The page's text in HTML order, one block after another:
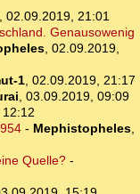
, 02.09.2019, 21:01
Genausowenig
, 02.09.2019,
1, 02.09.2019, 21:17
, 03.09.2019, 09:09
- Mephistopheles,
Quelle?-